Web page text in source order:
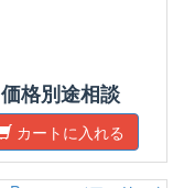
価格別途相談
カートに入れる